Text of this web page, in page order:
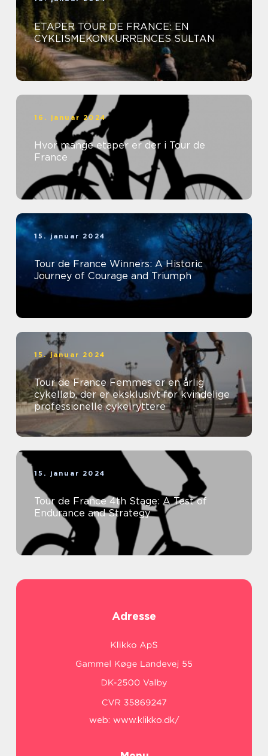
ETAPER TOUR DE FRANCE: EN
CYKLISMEKONKURRENCES SULTAN
16. januar 2024
Hvor mange etaper er der i Tour de
France
15. januar 2024
Tour de France Winners: A Historic
Journey of Courage and Triumph
15. januar 2024
Tour de France Femmes er en årlig
cykelløb, der er eksklusivt for kvindelige
professionelle cykelryttere
15. januar 2024
Tour de France 4th Stage: A Test of
Endurance and Strategy
Adresse
web: www.klikko.dk/